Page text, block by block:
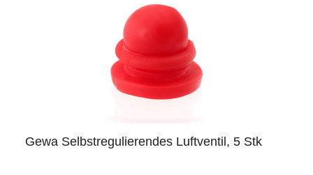
Gewa Selbstregulierendes Luftventil, 5 Stk